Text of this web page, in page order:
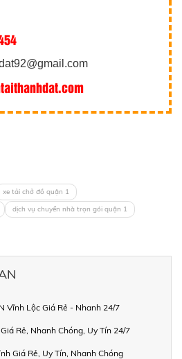
xe tải chở đồ quận 1
dịch vụ chuyển nhà trọn gói quận 1
Vĩnh Lộc Giá Rẻ - Nhanh 24/7
Rẻ, Nhanh Chóng, Uy Tín 24/7
Giá Rẻ, Uy Tín, Nhanh Chóng